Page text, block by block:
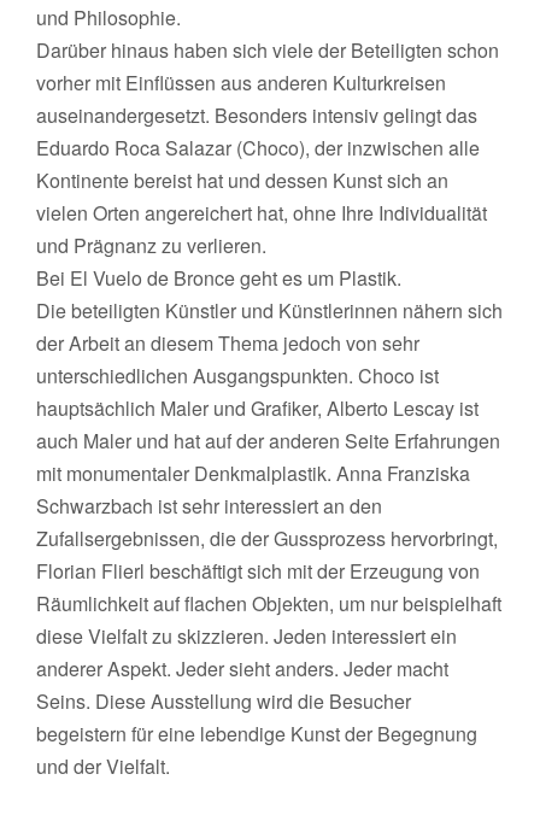
und Philosophie.
Darüber hinaus haben sich viele der Beteiligten schon
vorher mit Einflüssen aus anderen Kulturkreisen
auseinandergesetzt. Besonders intensiv gelingt das
Eduardo Roca Salazar (Choco), der inzwischen alle
Kontinente bereist hat und dessen Kunst sich an
vielen Orten angereichert hat, ohne Ihre Individualität
und Prägnanz zu verlieren.
Bei El Vuelo de Bronce geht es um Plastik.
Die beteiligten Künstler und Künstlerinnen nähern sich
der Arbeit an diesem Thema jedoch von sehr
unterschiedlichen Ausgangspunkten. Choco ist
hauptsächlich Maler und Grafiker, Alberto Lescay ist
auch Maler und hat auf der anderen Seite Erfahrungen
mit monumentaler Denkmalplastik. Anna Franziska
Schwarzbach ist sehr interessiert an den
Zufallsergebnissen, die der Gussprozess hervorbringt,
Florian Flierl beschäftigt sich mit der Erzeugung von
Räumlichkeit auf flachen Objekten, um nur beispielhaft
diese Vielfalt zu skizzieren. Jeden interessiert ein
anderer Aspekt. Jeder sieht anders. Jeder macht
Seins. Diese Ausstellung wird die Besucher
begeistern für eine lebendige Kunst der Begegnung
und der Vielfalt.